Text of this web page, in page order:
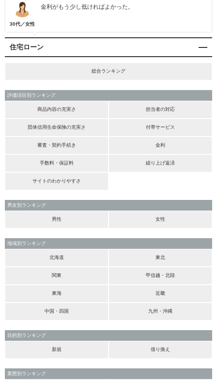
30代／女性
金利がもう少し低ければよかった。
住宅ローン
総合ランキング
評価項目別ランキング
商品内容の充実さ 担当者の対応
団体信用生命保険の充実さ 付帯サービス
審査・契約手続き 金利
手数料・保証料 繰り上げ返済
サイトのわかりやすさ
男女別ランキング
男性 女性
地域別ランキング
北海道 東北
関東 甲信越・北陸
東海 近畿
中国・四国 九州・沖縄
目的別ランキング
新規 借り換え
業態別ランキング